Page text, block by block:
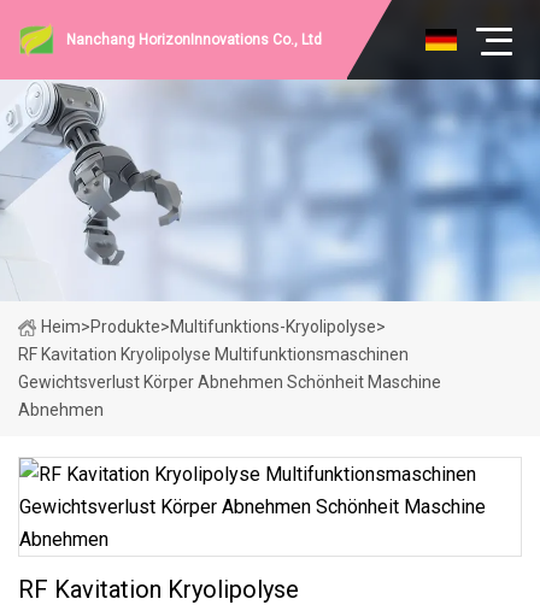
Nanchang HorizonInnovations Co., Ltd
Heim>Produkte>Multifunktions-Kryolipolyse>
RF Kavitation Kryolipolyse Multifunktionsmaschinen
Gewichtsverlust Körper Abnehmen Schönheit Maschine
Abnehmen
RF Kavitation Kryolipolyse